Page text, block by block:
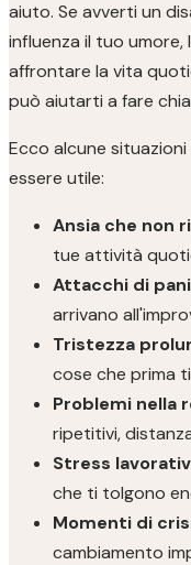
aiuto. Se avverti un
influenza il tuo
affrontare la vita
può aiutarti a fare
Ecco alcune
essere utile:
Ansia che non
tue attività
Attacchi di
arrivano
Tristezza
cose che prima
Problemi nella
ripetitivi,
Stress
che ti tolgono
Momenti di
cambiamento